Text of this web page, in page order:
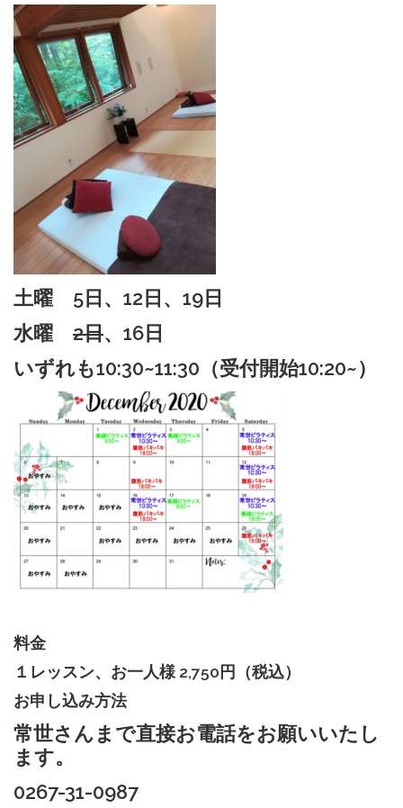
土曜 5日、 12日、 19日
水曜 2日、 16日
いずれも10:30~11:30（受付開始10:20~）
料金
１レッスン、お一人様 2,750円（税込）
お申し込み方法
常世さんまで直接お電話をお願いいたし
ます。
0267-31-0987